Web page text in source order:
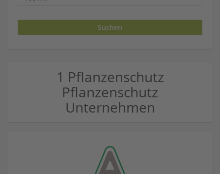
1 Pflanzenschutz
Pflanzenschutz
Unternehmen